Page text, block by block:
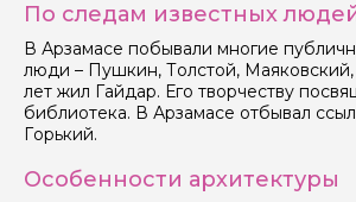
По следам известных
В Арзамасе побывали многие
люди – Пушкин, Толстой, Маяковский,
лет жил Гайдар. Его творчеству
библиотека. В Арзамасе отбывал
Горький.
Особенности архитектуры